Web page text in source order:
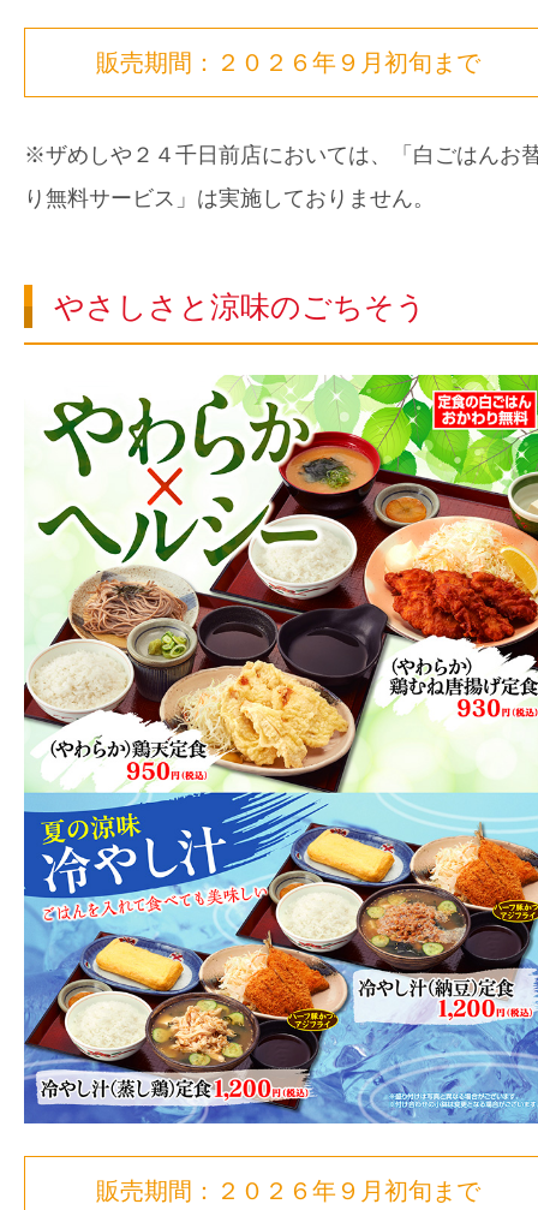
販売期間：２０２６年９月初旬まで
※ザめしや２４千日前店においては、「白ごはんお
り無料サービス」は実施しておりません。
やさしさと涼味のごちそう
販売期間：２０２６年９月初旬まで